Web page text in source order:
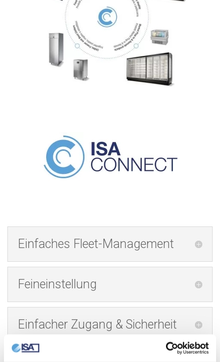
Einfaches Fleet-Management
Feineinstellung
Einfacher Zugang & Sicherheit